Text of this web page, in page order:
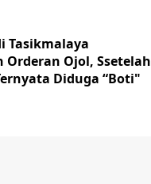
Tasikmalaya
Orderan Ojol, Ssetelah
Diduga “Boti"